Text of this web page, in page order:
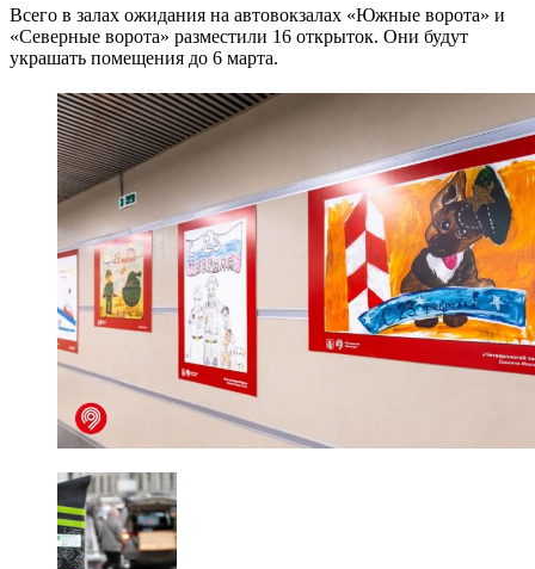
Всего в залах ожидания на автовокзалах «Южные ворота» и
«Северные ворота» разместили 16 открыток. Они будут
украшать помещения до 6 марта.